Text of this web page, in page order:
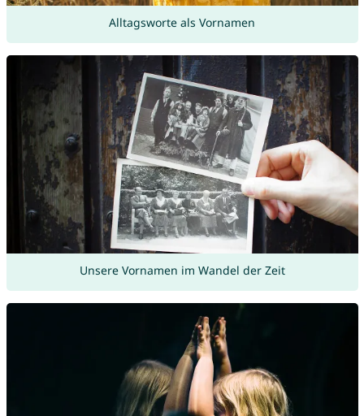
Alltagsworte als Vornamen
Unsere Vornamen im Wandel der Zeit